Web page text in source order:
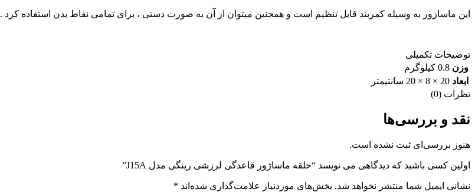
این ماسازور به وسیله کمربند قابل تنظیم است و همجنین میتوان از آن به صورت دستی ، برای تمامی نقاط بدن استفاده کرد .
توضیحات تکمیلی
وزن 0.8 کیلوگرم
ابعاد 20 × 8 × 20 سانتیمتر
نظرات (0)
نقد و بررسی‌ها
هنوز بررسی‌ای ثبت نشده است.
اولین کسی باشید که دیدگاهی می نویسد “حلقه ماساژور قاعدگی لرزشی رینگی مدل J15A”
نشانی ایمیل شما منتشر نخواهد شد. بخش‌های موردنیاز علامت‌گذاری شده‌اند *